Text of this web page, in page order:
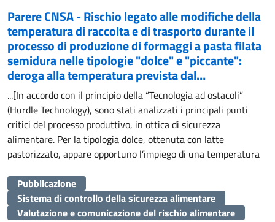
Parere CNSA - Rischio legato alle modifiche della
temperatura di raccolta e di trasporto durante il
processo di produzione di formaggi a pasta filata
semidura nelle tipologie "dolce" e "piccante":
deroga alla temperatura prevista dal…
...[In accordo con il principio della “Tecnologia ad ostacoli”
(Hurdle Technology), sono stati analizzati i principali punti
critici del processo produttivo, in ottica di sicurezza
alimentare. Per la tipologia dolce, ottenuta con latte
pastorizzato, appare opportuno l’impiego di una temperatura
Pubblicazione
Sistema di controllo della sicurezza alimentare
Valutazione e comunicazione del rischio alimentare